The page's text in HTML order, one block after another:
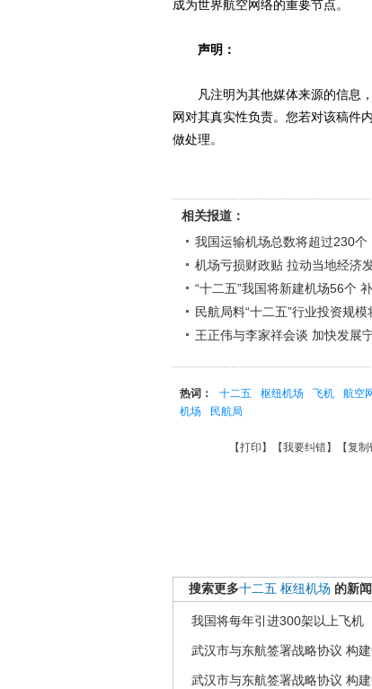
成为世界航空网络的重要节点。
声明：
凡注明为其他媒体来源的信息，
网对其真实性负责。您若对该稿件
做处理。
相关报道：
我国运输机场总数将超过230个
机场亏损财政贴 拉动当地经济
“十二五”我国将新建机场56个
民航局料“十二五”行业投资规
王正伟与李家祥会谈 加快发展
热词： 十二五 枢纽机场 飞机 航空
机场
民航局
【打印 】【我要纠错】【复制
搜索更多十二五 枢纽机场 的新闻
我国将每年引进300架以上飞机
武汉市与东航签署战略协议 构
武汉市与东航签署战略协议 构